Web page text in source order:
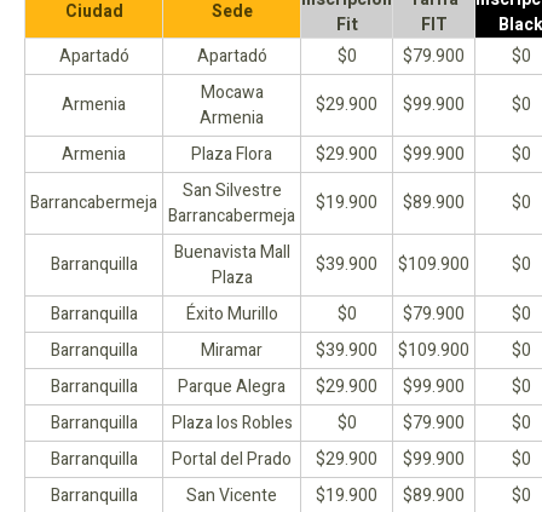
Ciudad Sede
Fit
FIT
Black
Apartadó
Apartadó $0 $79.900
$0
Armenia
Mocawa
Armenia
$29.900 $99.900
$0
Armenia
Plaza Flora $29.900 $99.900
$0
Barrancabermeja
San Silvestre
Barrancabermeja
$19.900 $89.900 $0
Barranquilla
Buenavista Mall
Plaza
$39.900 $109.900
$0
Barranquilla
Éxito Murillo $0 $79.900
$0
Barranquilla
Miramar $39.900 $109.900
$0
Barranquilla
Parque Alegra $29.900 $99.900
$0
Barranquilla
Plaza los Robles $0 $79.900
$0
Barranquilla
Portal del Prado $29.900 $99.900
$0
Barranquilla
San Vicente $19.900 $89.900
$0